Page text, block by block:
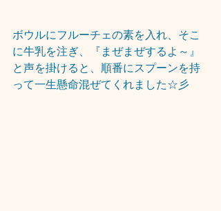
ボウルにフルーチェの素を入れ、そこ
に牛乳を注ぎ、『まぜまぜするよ～』
と声を掛けると、順番にスプーンを持
って一生懸命混ぜてくれました☆彡